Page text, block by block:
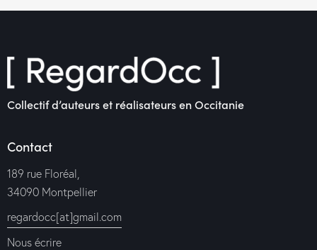
Collectif d’auteurs et réalisateurs en Occitanie
Contact
189 rue Floréal,
34090 Montpellier
regardocc[at]gmail.com
Nous écrire